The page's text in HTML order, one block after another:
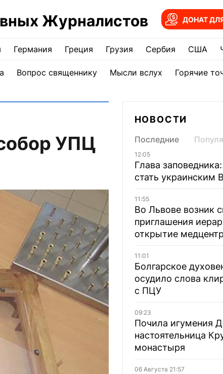
Журналистов ДОНАТ
Германия Греция Грузия Сербия США
Вопрос священнику Мысли вслух Горячие
УПЦ
НОВОСТИ
Последние
12:05
Глава
стать украинским
11:55
Во Львове возник
приглашения
открытие
11:01
Болгарское
осудило слова
с ПЦУ
09:23
Почила игумения
настоятельница
монастыря
06 Августа 21:57